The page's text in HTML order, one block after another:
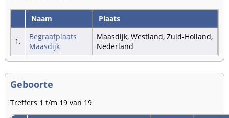
Naam Plaats
1.
Begraafplaats
Maasdijk
Maasdijk, Westland, Zuid-Holland,
Nederland
Geboorte
Treffers 1 t/m 19 van 19